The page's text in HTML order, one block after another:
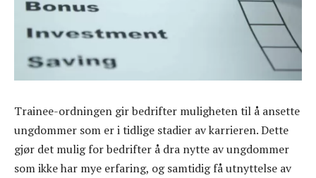
Trainee-ordningen gir bedrifter muligheten til å ansette
ungdommer som er i tidlige stadier av karrieren. Dette
gjør det mulig for bedrifter å dra nytte av ungdommer
som ikke har mye erfaring, og samtidig få utnyttelse av